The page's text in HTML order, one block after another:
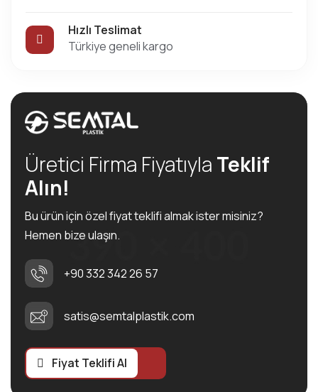
Hızlı Teslimat
Türkiye geneli kargo
Üretici Firma Fiyatıyla Teklif
Alın!
Bu ürün için özel fiyat teklifi almak ister misiniz?
Hemen bize ulaşın.
+90 332 342 26 57
satis@semtalplastik.com
Fiyat Teklifi Al